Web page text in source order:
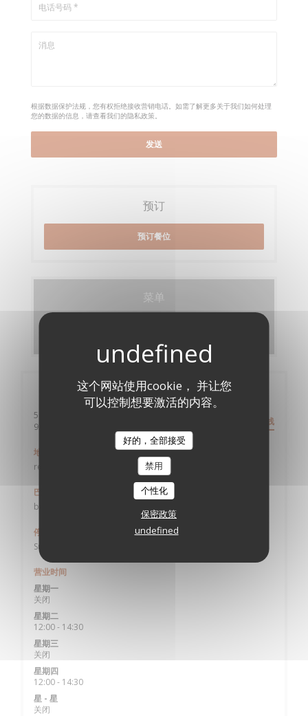
这个网站使用cookie， 并让您
可以控制想要激活的内容。
好的，全部接受
禁用
个性化
保密政策
undefined
根据数据保护法规，您有权拒绝接收营销电话。如需了解更多关于我们如何处理
您的数据的信息，请查看我们的隐私政策。
预订
预订餐位
菜单
一般信息
58 Allée Auguste Geneviève - Cuisine Mode d'Emploi(s)
93390 CLICHY SOUS BOIS
路线
地铁
rer B Sevran-Livry ou rer E gare de Gagny
巴士
bus 623 arrêt Parc des Sports
停车
Sur place
营业时间
星期一
关闭
星期二
12:00 - 14:30
星期三
关闭
星期四
12:00 - 14:30
星 - 星
关闭